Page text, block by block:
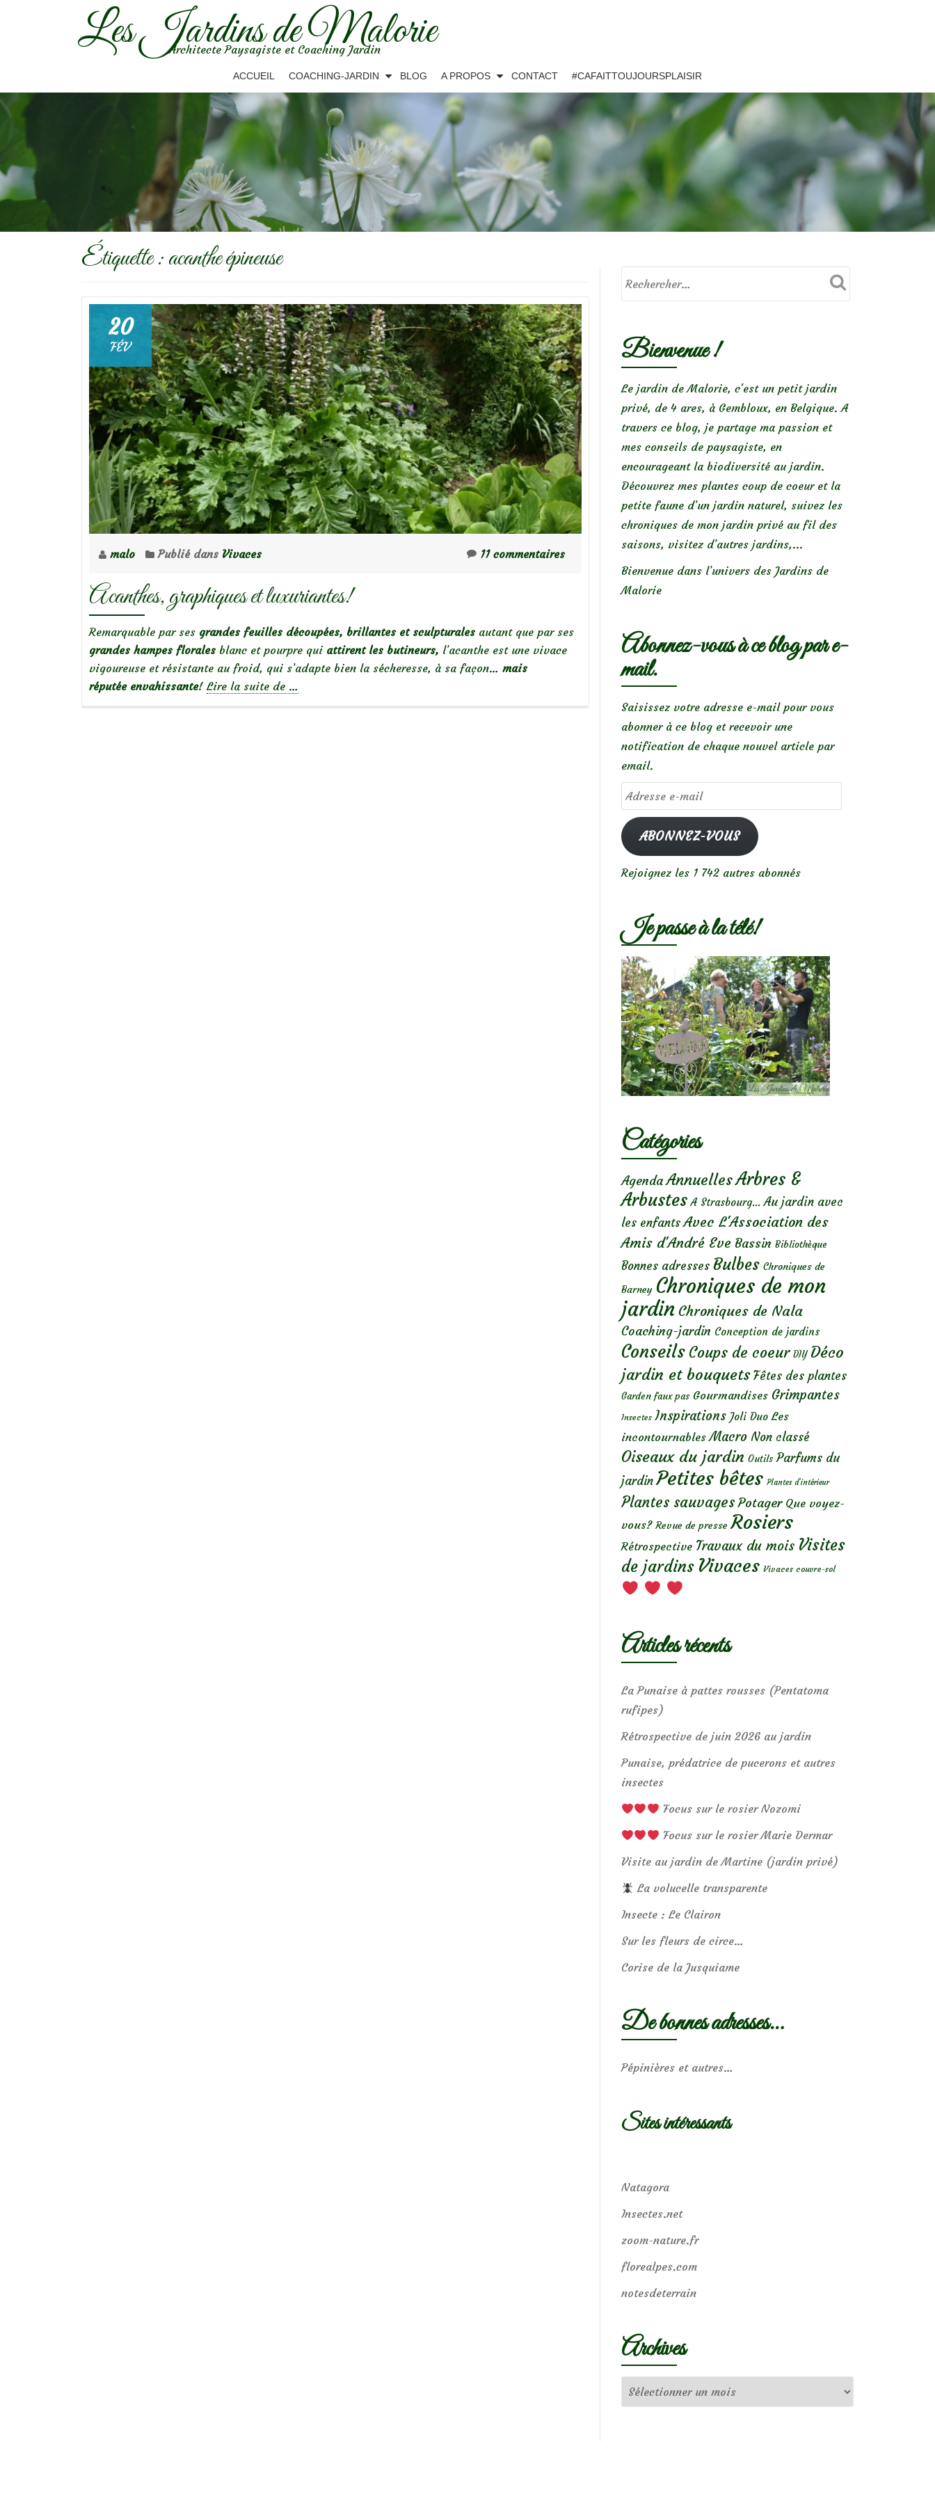
Les Jardins de Malorie
Architecte Paysagiste et Coaching Jardin
ACCUEIL COACHING-JARDIN BLOG A PROPOS CONTACT #CAFAITTOUJOURSPLAISIR
Étiquette :acanthe épineuse
20
FÉV
malo Publié dans Vivaces 11 commentaires
Acanthes, graphiques et luxuriantes!
Remarquable par ses grandes feuilles découpées, brillantes et sculpturales autant que par ses
grandes hampes florales blanc et pourpre qui attirent les butineurs, l’acanthe est une vivace
vigoureuse et résistante au froid, qui s’adapte bien la sécheresse, à sa façon… mais
réputée envahissante! Lire la suite de …
Bienvenue !
Le jardin de Malorie, c'est un petit jardin
privé, de 4 ares, à Gembloux, en Belgique. A
travers ce blog, je partage ma passion et
mes conseils de paysagiste, en
encourageant la biodiversité au jardin.
Découvrez mes plantes coup de coeur et la
petite faune d’un jardin naturel, suivez les
chroniques de mon jardin privé au fil des
saisons, visitez d’autres jardins,...
Bienvenue dans l’univers des Jardins de
Malorie
Abonnez-vous à ce blog par e-
mail.
Saisissez votre adresse e-mail pour vous
abonner à ce blog et recevoir une
notification de chaque nouvel article par
email.
Adresse
e-
mailABONNEZ-VOUS
Rejoignez les 1 742 autres abonnés
Je passe à la télé!
Catégories
Agenda AnnuellesArbres &
Arbustes A Strasbourg... Au jardin avec
les enfants Avec L'Association des
Amis d'André Eve Bassin Bibliothèque
Bonnes adresses Bulbes Chroniques de
Barney Chroniques de mon
jardin Chroniques de Nala
Coaching-jardin Conception de jardins
Conseils Coups de coeur DIY Déco
jardin et bouquets Fêtes des plantes
Garden faux pas Gourmandises Grimpantes
Insectes Inspirations Joli Duo Les
incontournables Macro Non classé
Oiseaux du jardin Outils Parfums du
jardin Petites bêtes Plantes d’intérieur
Plantes sauvages Potager Que voyez-
vous? Revue de presse Rosiers
Rétrospective Travaux du mois Visites
de jardins Vivaces Vivaces couvre-sol
Articles récents
La Punaise à pattes rousses (Pentatoma
rufipes)
Rétrospective de juin 2026 au jardin
Punaise, prédatrice de pucerons et autres
insectes
Focus sur le rosier Nozomi
Focus sur le rosier Marie Dermar
Visite au jardin de Martine (jardin privé)
La volucelle transparente
Insecte : Le Clairon
Sur les fleurs de circe…
Corise de la Jusquiame
De bonnes adresses…
Pépinières et autres…
Sites intéressants
Natagora
Insectes.net
zoom-nature.fr
florealpes.com
notesdeterrain
Archives
Archives